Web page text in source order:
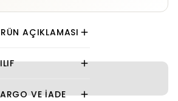
AÇIKLAMASI
VE İADE